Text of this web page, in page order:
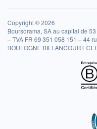
Copyright © 2026
Boursorama, SA au capital de
– TVA FR 69 351 058 151 – 44
BOULOGNE BILLANCOURT